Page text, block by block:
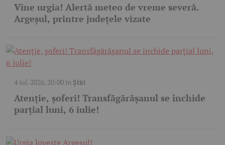
Vine urgia! Alertă meteo de vreme severă.
Argeșul, printre județele vizate
4 iul. 2026, 20:00în Știri
Atenție, șoferi! Transfăgărășanul se închide
parțial luni, 6 iulie!